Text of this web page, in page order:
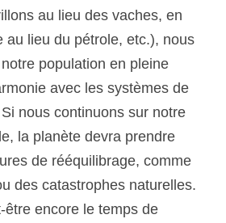
au lieu des vaches, en
au lieu du pétrole, etc.), nous
population en pleine
avec les systèmes de
nous continuons sur notre
la planète devra prendre
de rééquilibrage, comme
des catastrophes naturelles.
être encore le temps de